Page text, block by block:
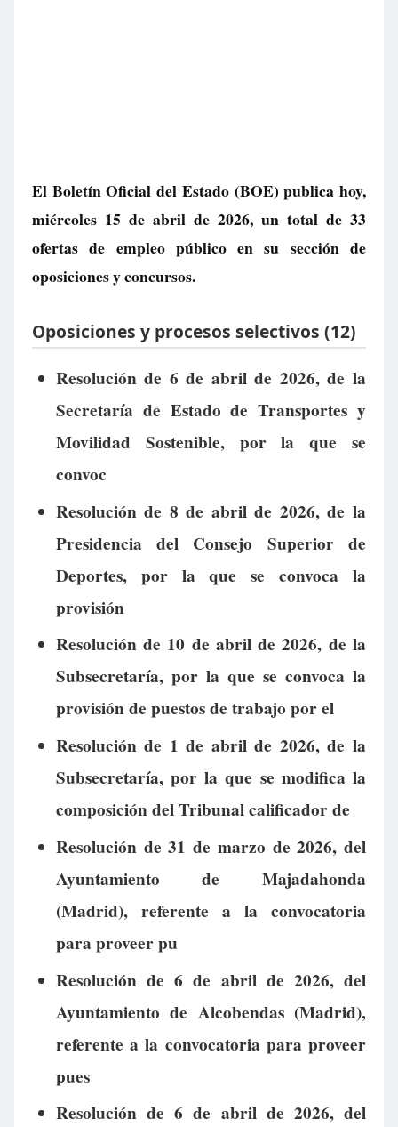
El Boletín Oficial del Estado (BOE) publica hoy,
miércoles 15 de abril de 2026, un total de 33
ofertas de empleo públicoen su sección de
oposiciones y concursos.
Oposiciones y procesos selectivos (12)
Resolución de 6 de abril de 2026, de la
Secretaría de Estado de Transportes y
Movilidad Sostenible, por la que se
convoc
Resolución de 8 de abril de 2026, de la
Presidencia del Consejo Superior de
Deportes, por la que se convoca la
provisión
Resolución de 10 de abril de 2026, de la
Subsecretaría, por la que se convoca la
provisión de puestos de trabajo por el
Resolución de 1 de abril de 2026, de la
Subsecretaría, por la que se modifica la
composición del Tribunal calificador de
Resolución de 31 de marzo de 2026, del
Ayuntamiento de Majadahonda
(Madrid), referente a la convocatoria
para proveer pu
Resolución de 6 de abril de 2026, del
Ayuntamiento de Alcobendas (Madrid),
referente a la convocatoria para proveer
pues
Resolución de 6 de abril de 2026, del